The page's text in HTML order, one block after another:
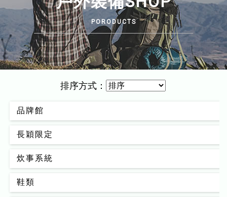
排序方式：
品牌館
長穎限定
炊事系統
鞋類